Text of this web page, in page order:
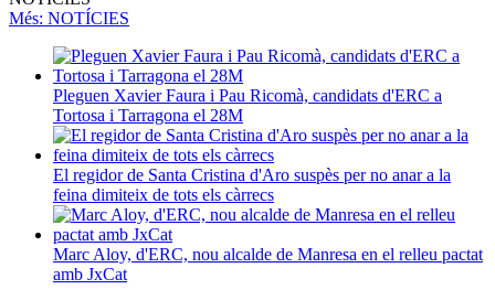
Més: NOTÍCIES
Pleguen Xavier Faura i Pau Ricomà, candidats d'ERC a
Tortosa i Tarragona el 28M
El regidor de Santa Cristina d'Aro suspès per no anar a la
feina dimiteix de tots els càrrecs
Marc Aloy, d'ERC, nou alcalde de Manresa en el relleu pactat
amb JxCat